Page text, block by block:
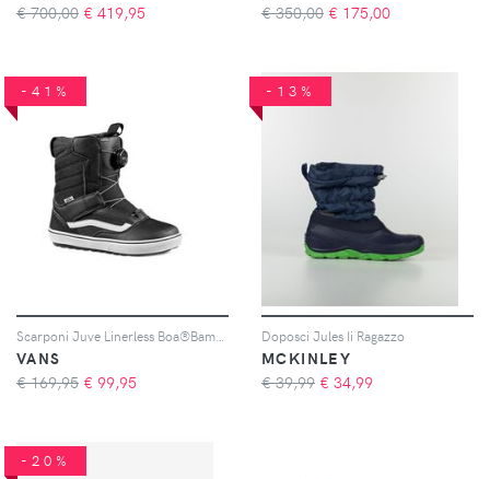
€ 700,00 € 419,95
€ 350,00 € 175,00
-41%
VANS
€ 169,95 € 99,95
-13%
Doposci Jules Ii Ragazzo
MCKINLEY
€ 39,99 € 34,99
-20%